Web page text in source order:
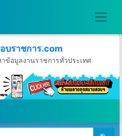
บราชการ.com
ข้อมูลงานราชการทั่วประเทศ
6 เดือนสิงหาคม พ.ศ.2569